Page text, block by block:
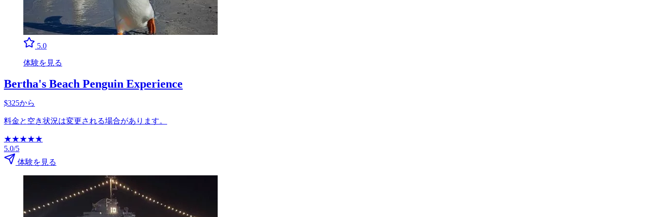
5.0
体験を見る
Bertha's Beach Penguin Experience
$325から
料金と空き状況は変更される場合があります。
★★★★★
5.0/5
体験を見る